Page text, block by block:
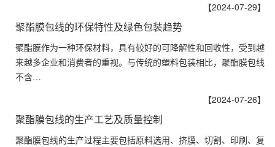
【2024-07-29】
聚酯膜包线的环保特性及绿色包装趋势
聚酯膜作为一种环保材料，具有较好的可降解性和回收性，受到越
来越多企业和消费者的重视。与传统的塑料包装相比，聚酯膜包线
不含…
【2024-07-26】
聚酯膜包线的生产工艺及质量控制
聚酯膜包线的生产过程主要包括原料选用、挤膜、切割、印刷、复